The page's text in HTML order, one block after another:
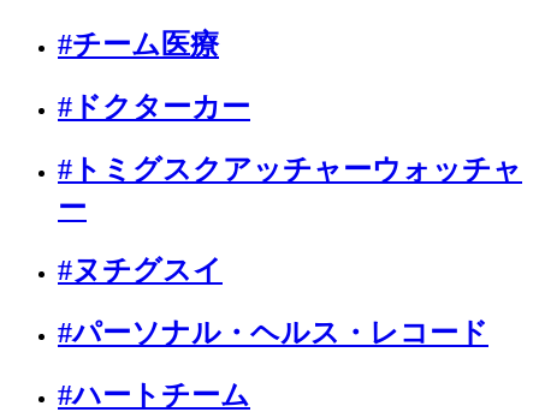
#チーム医療
#ドクターカー
#トミグスクアッチャーウォッチャ
ー
#ヌチグスイ
#パーソナル・ヘルス・レコード
#ハートチーム